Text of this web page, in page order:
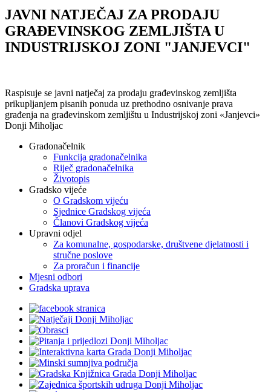
JAVNI NATJEČAJ ZA PRODAJU
GRAĐEVINSKOG ZEMLJIŠTA U
INDUSTRIJSKOJ ZONI "JANJEVCI"
Raspisuje se javni natječaj za prodaju građevinskog zemljišta
prikupljanjem pisanih ponuda uz prethodno osnivanje prava
građenja na građevinskom zemljištu u Industrijskoj zoni «Janjevci»
Donji Miholjac
Gradonačelnik
Funkcija gradonačelnika
Riječ gradonačelnika
Životopis
Gradsko vijeće
O Gradskom vijeću
Sjednice Gradskog vijeća
Članovi Gradskog vijeća
Upravni odjel
Za komunalne, gospodarske, društvene djelatnosti i
stručne poslove
Za proračun i financije
Mjesni odbori
Gradska uprava